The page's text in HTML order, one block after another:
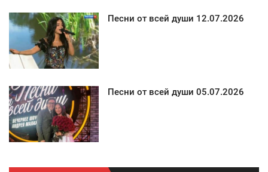
Песни от всей души 12.07.2026
Песни от всей души 05.07.2026